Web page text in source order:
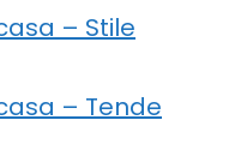
– Stile
– Tende